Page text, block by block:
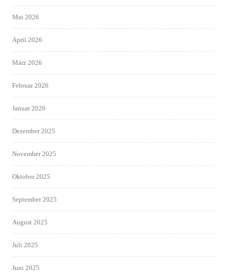
Mai 2026
April 2026
März 2026
Februar 2026
Januar 2026
Dezember 2025
November 2025
Oktober 2025
September 2025
August 2025
Juli 2025
Juni 2025